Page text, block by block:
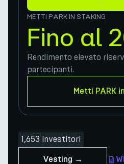
1,653 investitori
Vesting →
METTI PARK IN STAKING
Fino al
Rendimento elevato
partecipanti.
Metti PARK